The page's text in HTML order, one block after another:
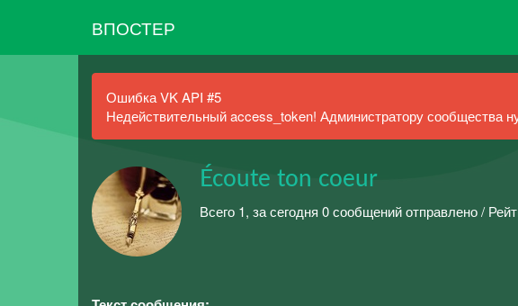
ВПОСТЕР
Ошибка VK API #5
Недействительный access_token! Администратору сообщества
Écoute ton coeur
Всего 1, за сегодня 0 сообщений отправлено /